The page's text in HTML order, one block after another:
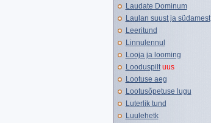
Laudate Dominum
Laulan suust ja südamest
Leeritund
Linnulennul
Looja ja looming
Looduspilt uus
Lootuse aeg
Lootusõpetuse lugu
Luterlik tund
Luulehetk